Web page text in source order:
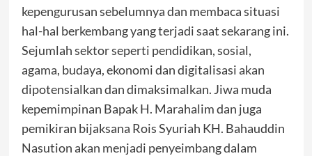
kepengurusan sebelumnya dan membaca situasi
hal-hal berkembang yang terjadi saat sekarang ini.
Sejumlah sektor seperti pendidikan, sosial,
agama, budaya, ekonomi dan digitalisasi akan
dipotensialkan dan dimaksimalkan. Jiwa muda
kepemimpinan Bapak H. Marahalim dan juga
pemikiran bijaksana Rois Syuriah KH. Bahauddin
Nasution akan menjadi penyeimbang dalam